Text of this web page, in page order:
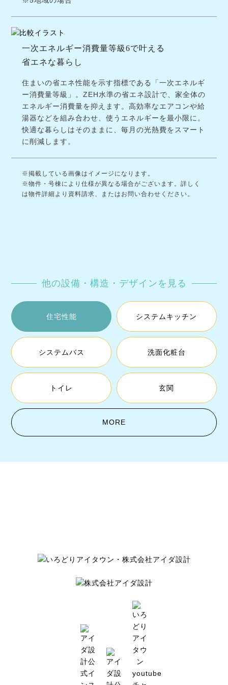
一次エネルギー消費量等級6で叶える
省エネな暮らし
住まいの省エネ性能を示す指標である「一次エネルギ
ー消費量等級」。ZEH水準の省エネ設計で、家全体の
エネルギー消費量を抑えます。高効率なエアコンや給
湯器などを組み合わせ、使うエネルギーを最小限に。
快適な暮らしはそのままに、毎月の光熱費をスマート
に削減します。
※掲載している画像はイメージになります。
※物件・号棟により仕様が異なる場合がございます。詳しく
は物件詳細より資料請求、またはお問い合わせください。
他の設備・構造・デザインを見る
住宅性能 システムキッチン
システムバス 洗面化粧台
トイレ 玄関
MORE